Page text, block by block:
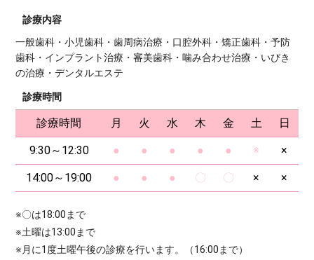
診療内容
一般歯科・小児歯科・歯周病治療・口腔外科・矯正歯科・予防
歯科・インプラント治療・審美歯科・噛み合わせ治療・いびき
の治療・デンタルエステ
診療時間
診療時間 月 火 水 木 金 土 日
9:30～12:30 ● ● ● ● ● ※ ×
14:00～19:00 ● ● ● 〇 〇 × ×
※〇は18:00まで
※土曜は13:00まで
※月に1度土曜午後の診療を行います。（16:00まで）